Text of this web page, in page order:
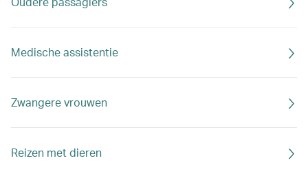
Medische assistentie
Zwangere vrouwen
Reizen met dieren